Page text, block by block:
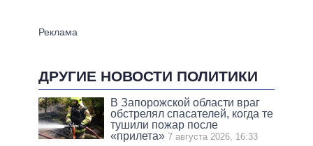
ДРУГИЕ НОВОСТИ ПОЛИТИКИ
В Запорожской области враг
обстрелял спасателей, когда те
тушили пожар после
«прилета» 7 августа 2026, 16:33